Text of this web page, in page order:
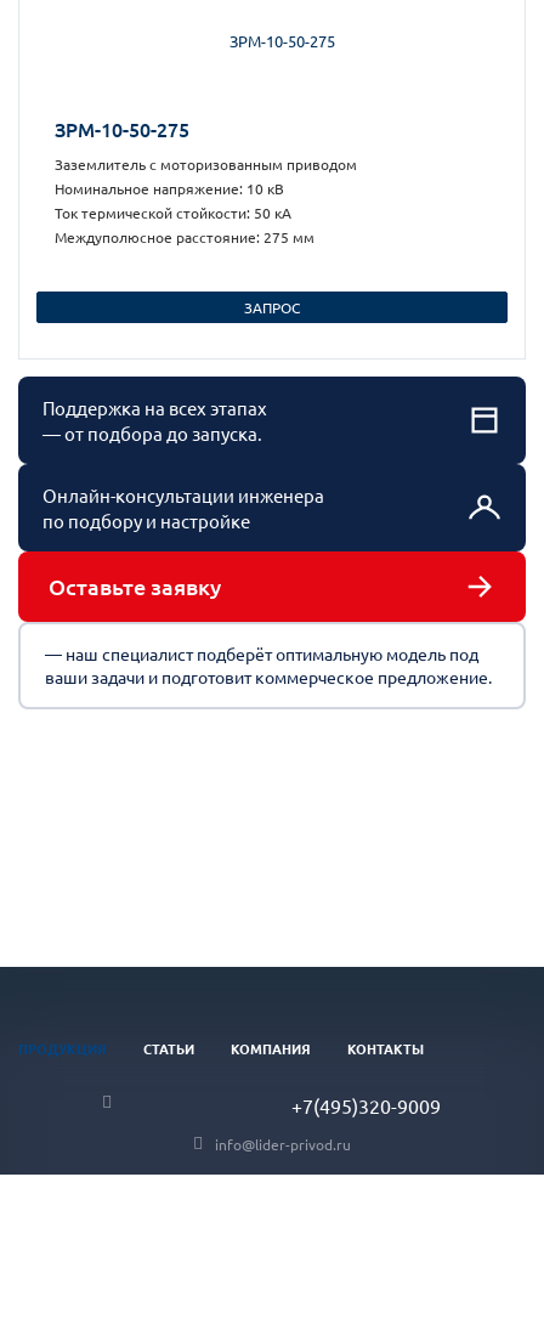
ЗРМ-10-50-275
Заземлитель с моторизованным приводом
Номинальное напряжение: 10 кВ
Ток термической стойкости: 50 кА
Междуполюсное расстояние: 275 мм
ЗАПРОС
Поддержка на всех этапах
— от подбора до запуска.
Онлайн-консультации инженера
по подбору и настройке
Оставьте заявку
— наш специалист подберёт оптимальную модель под
ваши задачи и подготовит коммерческое предложение.
ПРОДУКЦИЯ СТАТЬИ КОМПАНИЯ КОНТАКТЫ
+7(495)320-9009
info@lider-privod.ru